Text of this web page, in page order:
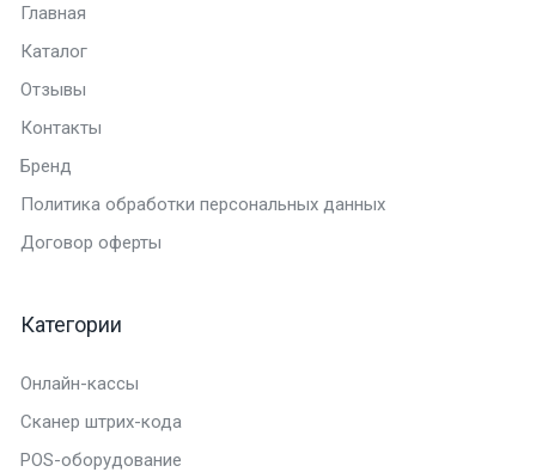
Главная
Каталог
Отзывы
Контакты
Бренд
Политика обработки персональных данных
Договор оферты
Категории
Онлайн-кассы
Сканер штрих-кода
POS-оборудование